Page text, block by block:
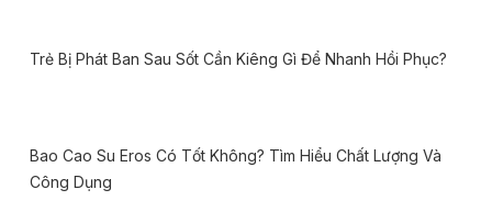
Trẻ Bị Phát Ban Sau Sốt Cần Kiêng Gì Để Nhanh Hồi Phục?
Bao Cao Su Eros Có Tốt Không? Tìm Hiểu Chất Lượng Và
Công Dụng